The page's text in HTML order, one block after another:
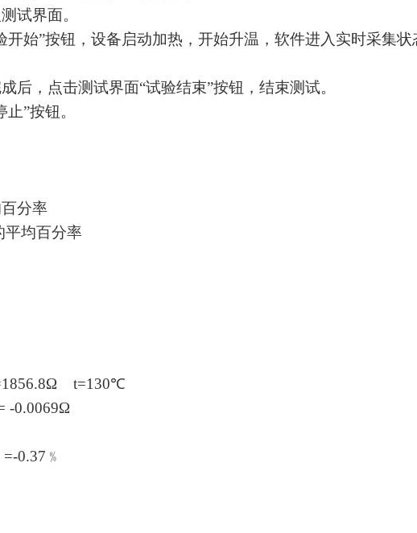
试界面。
始”按钮，设备启动加热，开始升温，软件进入实时采集状
后，点击测试界面“试验结束”按钮，结束测试。
”按钮。
分率
平均百分率
Ω t=130℃
-0.0069Ω
=-0.37 ﹪